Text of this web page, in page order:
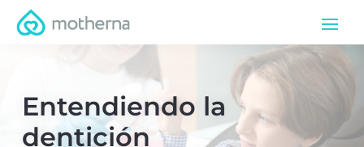
Entendiendo la
dentición